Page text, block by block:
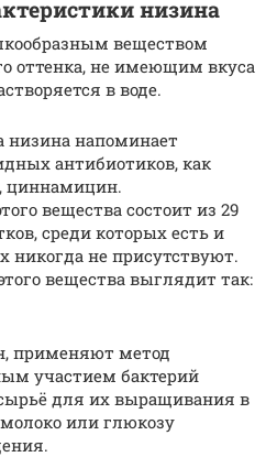
низина
веществом
оттенка, не имеющим вкуса
в воде.
низина напоминает
антибиотиков, как
циннамицин.
вещества состоит из 29
среди которых есть и
никогда не присутствуют.
вещества выглядит так:
применяют метод
участием бактерий
для их выращивания в
или глюкозу